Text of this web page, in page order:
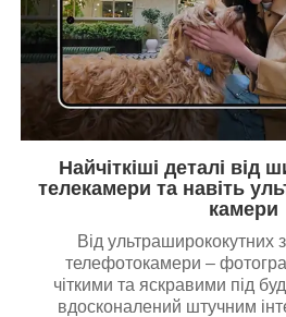
Найчіткіші деталі від
телекамери та навіть
камери
Від ультраширококутних
телефотокамери –
чіткими та яскравими під
вдосконалений штучним